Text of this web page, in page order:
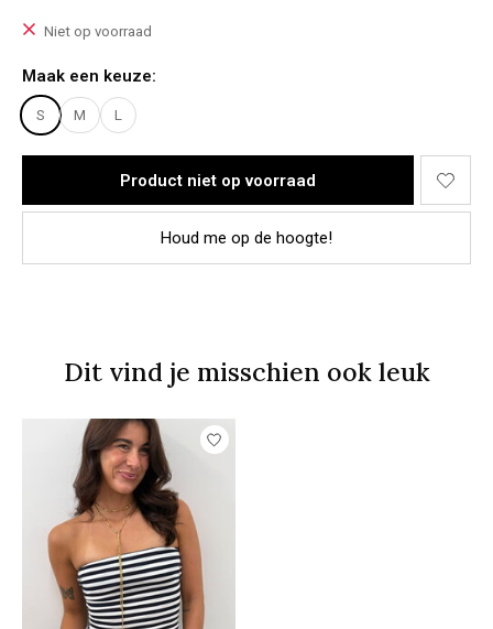
Bovenkant: M/L
Het model draagt een maat L
Materiaal:
95% Cotton, 5% Elastane
Niet op voorraad
Maak een keuze:
S M L
Product niet op voorraad
Houd me op de hoogte!
Dit vind je misschien ook leuk
Items van productcarrousel